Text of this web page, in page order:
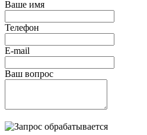
Ваше имя
Телефон
E-mail
Ваш вопрос